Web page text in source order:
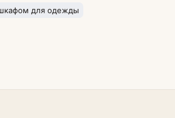
для одежды